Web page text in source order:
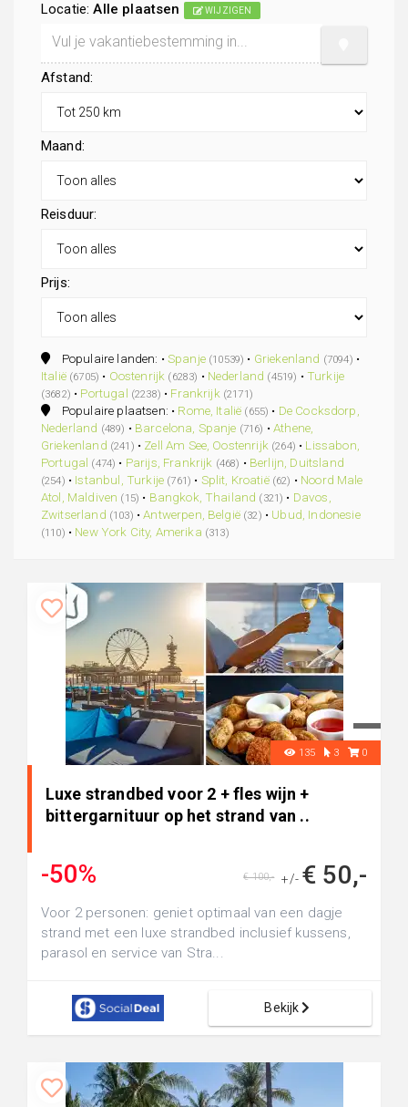
Locatie:Alle plaatsen WIJZIGEN
Afstand:
Maand:
Reisduur:
Prijs:
Populaire landen: •Spanje (10539) • Griekenland (7094) •
Italië (6705) • Oostenrijk (6283) • Nederland (4519) • Turkije
(3682) • Portugal (2238) • Frankrijk (2171)
Populaire plaatsen: • Rome, Italië (655) • De Cocksdorp,
Nederland (489) • Barcelona, Spanje (716) •Athene,
Griekenland (241) • Zell Am See, Oostenrijk (264) • Lissabon,
Portugal (474) • Parijs, Frankrijk (468) • Berlijn, Duitsland
(254) • Istanbul, Turkije (761) • Split, Kroatië (62) • Noord Male
Atol, Maldiven (15) • Bangkok, Thailand (321) • Davos,
Zwitserland (103) •Antwerpen, België (32) • Ubud, Indonesie
(110) • New York City, Amerika (313)
135 3 0
Luxe strandbed voor 2 + fles wijn +
bittergarnituur op het strand van ..
-50% +/- € 50,-
€ 100,-
Voor 2 personen: geniet optimaal van een dagje
strand met een luxe strandbed inclusief kussens,
parasol en service van Stra...
Bekijk